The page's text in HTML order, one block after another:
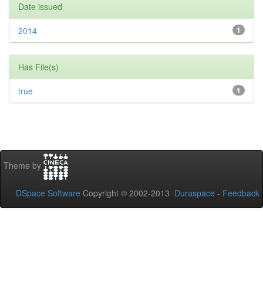
Date issued
1
2014
Has File(s)
1
true
Theme by
DSpace Software Copyright © 2002-2013 Duraspace - Feedback